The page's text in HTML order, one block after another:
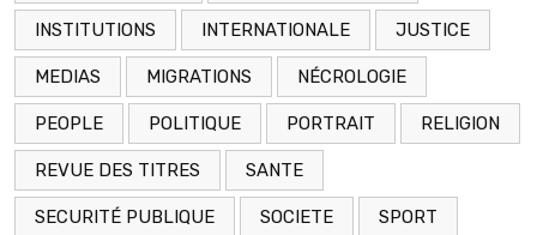
INSTITUTIONS INTERNATIONALE JUSTICE
MEDIAS MIGRATIONS NÉCROLOGIE
PEOPLE POLITIQUE PORTRAIT RELIGION
REVUE DES TITRES SANTE
SECURITÉ PUBLIQUE SOCIETE SPORT